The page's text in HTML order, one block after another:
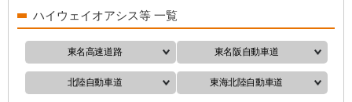
ハイウェイオアシス等 一覧
東名高速道路 東名阪自動車道
北陸自動車道 東海北陸自動車道